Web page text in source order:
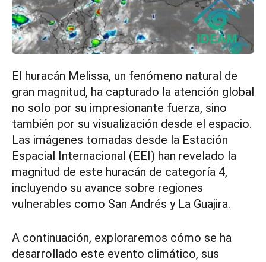
El huracán Melissa, un fenómeno natural de
gran magnitud, ha capturado la atención global
no solo por su impresionante fuerza, sino
también por su visualización desde el espacio.
Las imágenes tomadas desde la Estación
Espacial Internacional (EEI) han revelado la
magnitud de este huracán de categoría 4,
incluyendo su avance sobre regiones
vulnerables como San Andrés y La Guajira.
A continuación, exploraremos cómo se ha
desarrollado este evento climático, sus